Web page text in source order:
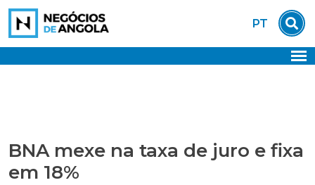
Skip
content
PT
BNA mexe na taxa de juro e fixa
em 18%